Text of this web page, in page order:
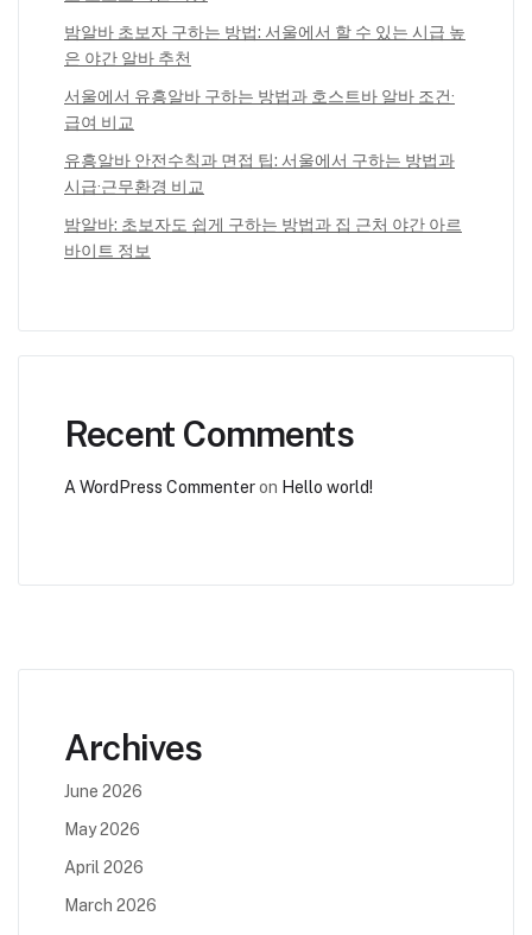
밤알바 초보자 구하는 방법: 서울에서 할 수 있는 시급 높
은 야간 알바 추천
서울에서 유흥알바 구하는 방법과 호스트바 알바 조건·
급여 비교
유흥알바 안전수칙과 면접 팁: 서울에서 구하는 방법과
시급·근무환경 비교
밤알바: 초보자도 쉽게 구하는 방법과 집 근처 야간 아르
바이트 정보
Recent Comments
A WordPress Commenteron Hello world!
Archives
June 2026
May 2026
April 2026
March 2026